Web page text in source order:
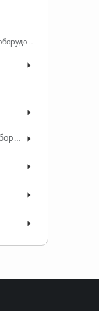
Электроинструменты, оборудование
Электроника, бытовое оборудование